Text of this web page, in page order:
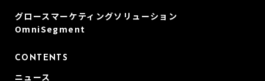
グロースマーケティングソリューション
OmniSegment
CONTENTS
ニュース